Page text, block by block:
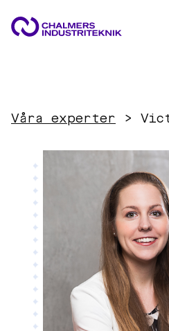
Energi
Innovationsledning
Material
AKTUELLT
KONTAKTA OSS
JOBBA HOS OSS
Våra experter >